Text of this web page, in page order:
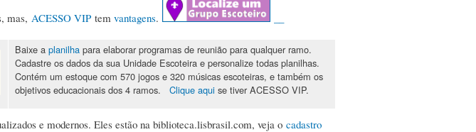
mas, ACESSO VIP tem vantagens.
Baixe a planilha para elaborar programas de reunião para qualquer ramo.
Cadastre os dados da sua Unidade Escoteira e personalize todas planilhas.
Contém um estoque com 570 jogos e 320 músicas escoteiras, e também os
objetivos educacionais dos 4 ramos. Clique aqui se tiver ACESSO VIP.
e modernos. Eles estão na biblioteca.lisbrasil.com, veja o cadastro